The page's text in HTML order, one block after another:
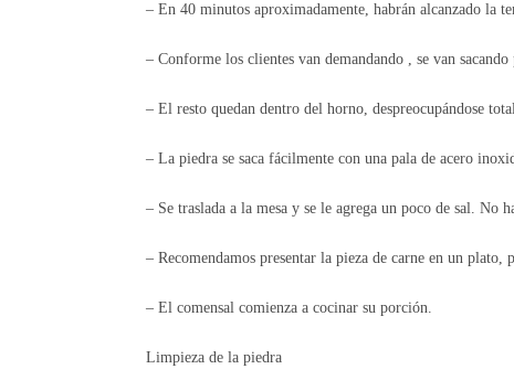
– En 40 minutos aproximadamente, habrán alcanzado la
– Conforme los clientes van demandando , se van sacando
– El resto quedan dentro del horno, despreocupándose
– La piedra se saca fácilmente con una pala de acero
– Se traslada a la mesa y se le agrega un poco de sal. No
– Recomendamos presentar la pieza de carne en un plato,
– El comensal comienza a cocinar su porción.
Limpieza de la piedra